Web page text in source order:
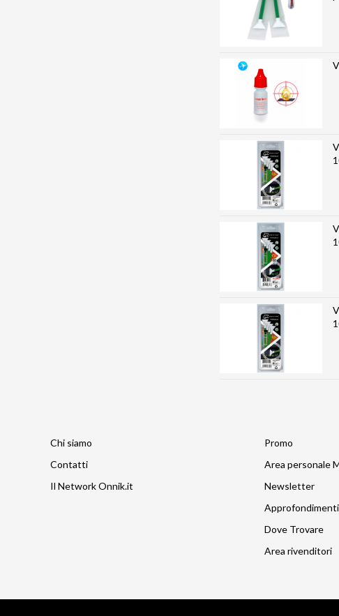
Chi siamo
Contatti
Il Network Onnik.it
Promo
Area personale
Newsletter
Approfondimenti
Dove Trovare
Area rivenditori